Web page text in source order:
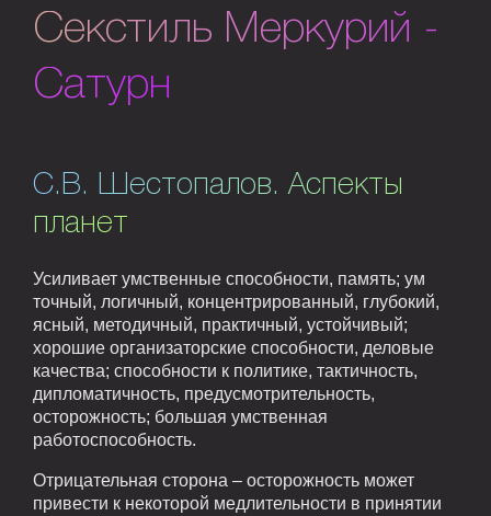
Секстиль Меркурий -
Сатурн
С.В. Шестопалов. Аспекты
планет
Усиливает умственные способности, память; ум
точный, логичный, концентрированный, глубокий,
ясный, методичный, практичный, устойчивый;
хорошие организаторские способности, деловые
качества; способности к политике, тактичность,
дипломатичность, предусмотрительность,
осторожность; большая умственная
работоспособность.
Отрицательная сторона – осторожность может
привести к некоторой медлительности в принятии